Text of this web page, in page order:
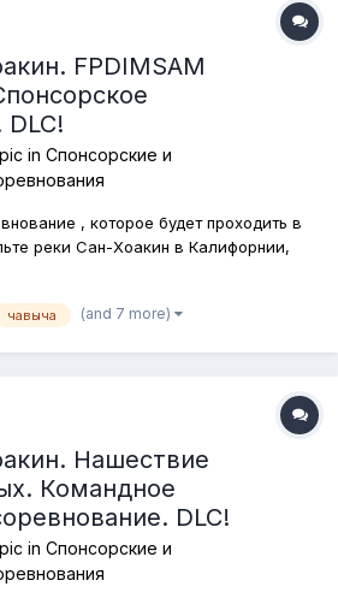
FPDIMSAM
in Спонсорские и
, которое будет проходить в
реки Сан-Хоакин в Калифорнии,
Вселенная. Ну а ловить на этом
лососевых рыб, коих в
чавыча (and 7 more)
Нашествие
Командное
DLC!
in Спонсорские и